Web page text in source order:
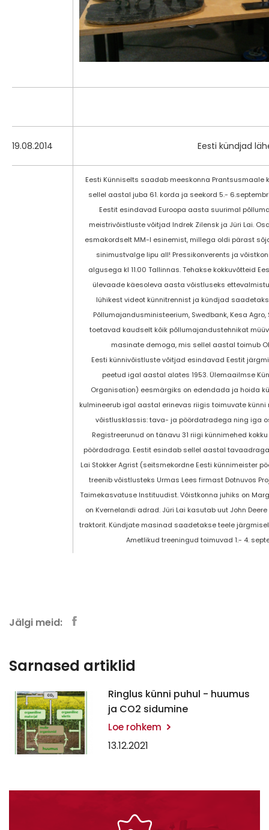
19.08.2014 Eesti kündjad
Eesti Künniselts saadab meeskonna
sellel aastal juba 61. korda ja seekord 5.-
Eestit esindavad Euroopa aasta suurimal
meistrivõistluste võitjad Indrek Zilensk ja Jüri Lai.
esmakordselt MM-l esinemist, millega oldi pärast
sinimustvalge lipu all! Pressikonverents ja
algusega kl 11.00 Tallinnas. Tehakse kokkuvõtteid
ülevaade käesoleva aasta võistluseks
lühikest videot künnitrennist ja kündjad
Põllumajandusministeerium, Swedbank, Kesa Agro,
toetavad kaudselt kõik põllumajandustehnikat
masinate demoga, mis sellel aastal toimub
Eesti künnivõistluste võitjad esindavad Eestit
peetud igal aastal alates 1953. Ülemaailmse
Organisation) eesmärgiks on edendada ja hoida
kulmineerub igal aastal erinevas riigis toimuvate
võistlusklassis: tava- ja pöördatradega ning iga
Registreerunud on tänavu 31 riigi künnimehed
pöördadraga. Eestit esindab sellel aastal
Lai Stokker Agrist (seitsmekordne Eesti künnimeister
treenib võistlusteks Urmas Lees firmast Dotnuvos
Taimekasvatuse Instituudist. Võistkonna juhiks on
on Kvernelandi adrad. Jüri Lai kasutab uut John
traktorit. Kündjate masinad saadetakse teele
Ametlikud treeningud toimuvad 1.- 4.
Jälgi meid:
Sarnased artiklid
Ringlus künni puhul - huumus
ja CO2 sidumine
Loe rohkem
13.12.2021